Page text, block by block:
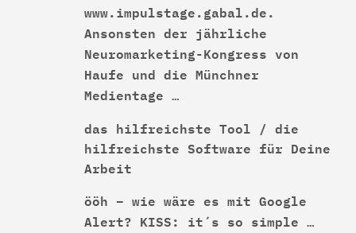
www.impulstage.gabal.de.
Ansonsten der jährliche
Neuromarketing-Kongress von
Haufe und die Münchner
Medientage …
das hilfreichste Tool / die
hilfreichste Software für Deine
Arbeit
ööh – wie wäre es mit Google
Alert? KISS: it´s so simple …